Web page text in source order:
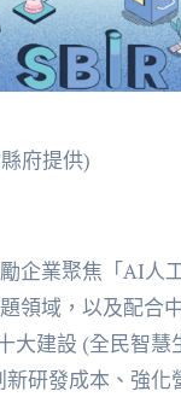
府提供)
企業聚焦「AI人
領域，以及配合
大建設 (全民智慧
研發成本、強